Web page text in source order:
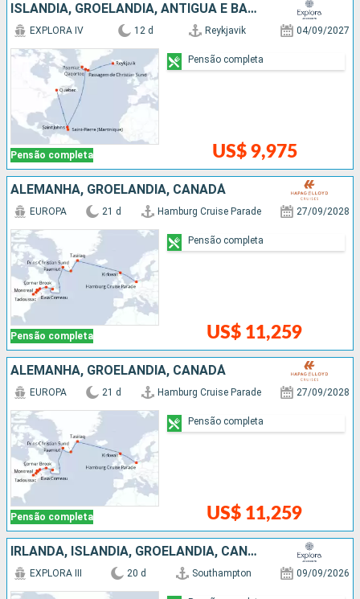
ISLÂNDIA, GROELÂNDIA, ANTIGUA E BARBUDA, CANADÁ
Pensão completa
EXPLORA IV 12 d Reykjavik 04/09/2027
US$ 9,975
Pensão completa
ALEMANHA, GROELÂNDIA, CANADÁ
Pensão completa
EUROPA 21 d Hamburg Cruise Parade 27/09/2028
US$ 11,259
Pensão completa
ALEMANHA, GROELÂNDIA, CANADÁ
Pensão completa
EUROPA 21 d Hamburg Cruise Parade 27/09/2028
US$ 11,259
Pensão completa
IRLANDA, ISLÂNDIA, GROELÂNDIA, CANADÁ
EXPLORA III 20 d Southampton 09/09/2026